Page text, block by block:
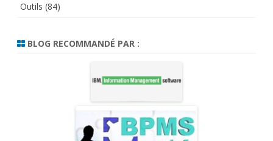
Outils (84)
BLOG RECOMMANDÉ PAR :